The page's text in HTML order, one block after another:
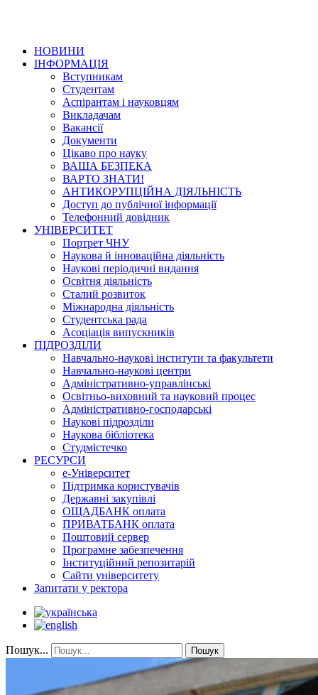
НОВИНИ
ІНФОРМАЦІЯ
Вступникам
Студентам
Аспірантам і науковцям
Викладачам
Вакансії
Документи
Цікаво про науку
ВАША БЕЗПЕКА
ВАРТО ЗНАТИ!
АНТИКОРУПЦІЙНА ДІЯЛЬНІСТЬ
Доступ до публічної інформації
Телефонний довідник
УНІВЕРСИТЕТ
Портрет ЧНУ
Наукова й інноваційна діяльність
Наукові періодичні видання
Освітня діяльність
Сталий розвиток
Міжнародна діяльність
Студентська рада
Асоціація випускників
ПІДРОЗДІЛИ
Навчально-наукові інститути та факультети
Навчально-наукові центри
Адміністративно-управлінські
Освітньо-виховний та науковий процес
Адміністративно-господарські
Наукові підрозділи
Наукова бібліотека
Студмістечко
РЕСУРСИ
е-Університет
Підтримка користувачів
Державні закупівлі
ОЩАДБАНК оплата
ПРИВАТБАНК оплата
Поштовий сервер
Програмне забезпечення
Інституційний репозитарій
Сайти університету
Запитати у ректора
Пошук... Пошук